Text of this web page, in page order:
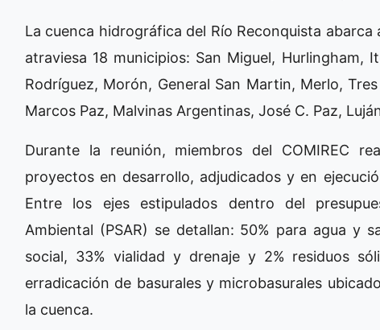
La cuenca hidrográfica del Río Reconquista
atraviesa 18 municipios: San Miguel, Hurlingham,
Rodríguez, Morón, General San Martin, Merlo,
Marcos Paz, Malvinas Argentinas, José C. Paz,
Durante la reunión, miembros del COMIREC
proyectos en desarrollo, adjudicados y en
Entre los ejes estipulados dentro del
Ambiental (PSAR) se detallan: 50% para agua y
social, 33% vialidad y drenaje y 2% residuos
erradicación de basurales y microbasurales
la cuenca.